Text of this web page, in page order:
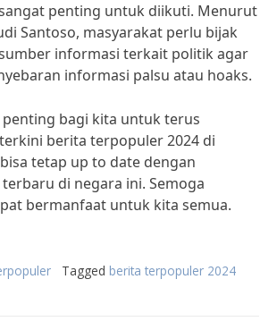
penting untuk diikuti. Menurut
Santoso, masyarakat perlu bijak
informasi terkait politik agar
informasi palsu atau hoaks.
bagi kita untuk terus
berita terpopuler 2024 di
tetap up to date dengan
di negara ini. Semoga
bermanfaat untuk kita semua.
Tagged berita terpopuler 2024